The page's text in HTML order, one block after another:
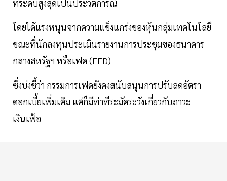
ที่ระดับสูงสุดเป็นประวัติการณ์
โดยได้แรงหนุนจากความแข็งแกร่งของหุ้นกลุ่มเทคโนโลยี
ขณะที่นักลงทุนประเมินรายงานการประชุมของธนาคาร
กลางสหรัฐฯ หรือเฟด (FED)
ซึ่งบ่งชี้ว่า กรรมการเฟดยังคงสนับสนุนการปรับลดอัตรา
ดอกเบี้ยเพิ่มเติม แต่ก็มีท่าทีระมัดระวังเกี่ยวกับภาวะ
เงินเฟ้อ